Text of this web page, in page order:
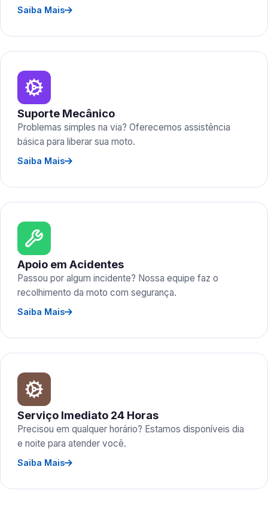
Saiba Mais
Suporte Mecânico
Problemas simples na via? Oferecemos assistência
básica para liberar sua moto.
Saiba Mais
Apoio em Acidentes
Passou por algum incidente? Nossa equipe faz o
recolhimento da moto com segurança.
Saiba Mais
Serviço Imediato 24 Horas
Precisou em qualquer horário? Estamos disponíveis dia
e noite para atender você.
Saiba Mais